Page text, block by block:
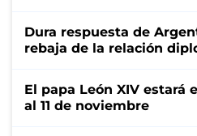
Dura respuesta de
rebaja de la relación
El papa León XIV estará
al 11 de noviembre